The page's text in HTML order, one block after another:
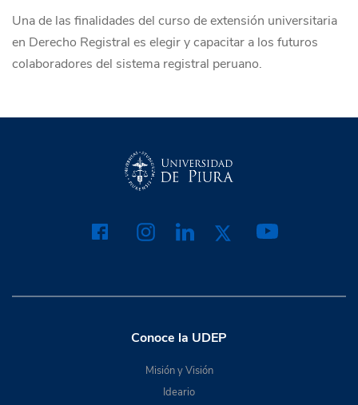
Una de las finalidades del curso de extensión universitaria
en Derecho Registral es elegir y capacitar a los futuros
colaboradores del sistema registral peruano.
Conoce la UDEP
Misión y Visión
Ideario